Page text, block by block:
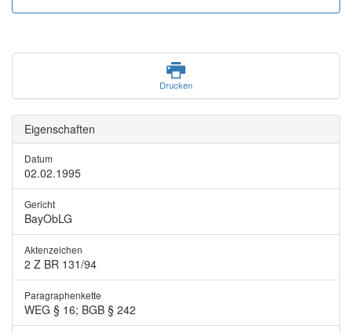
Drucken
Eigenschaften
Datum
02.02.1995
Gericht
BayObLG
Aktenzeichen
2 Z BR 131/94
Paragraphenkette
WEG § 16; BGB § 242